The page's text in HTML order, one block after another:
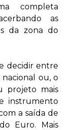
completa
as
da zona do
decidir entre
ou, o
projeto mais
instrumento
a saída de
Euro. Mais